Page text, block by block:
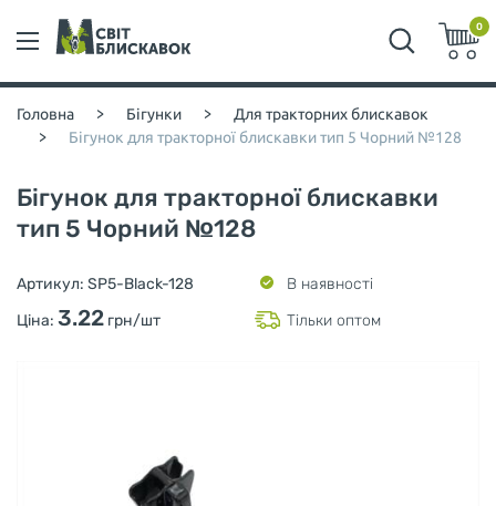
0
Головна > Бігунки > Для тракторних блискавок
> Бігунок для тракторної блискавки тип 5 Чорний №128
Бігунок для тракторної блискавки
тип 5 Чорний №128
Артикул: SP5-Black-128
В наявності
Ціна: 3.22 грн/шт Тільки оптом